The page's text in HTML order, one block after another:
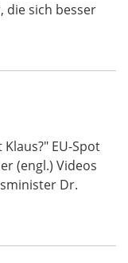
die sich besser
EU-Spot
(engl.) Videos
Dr.